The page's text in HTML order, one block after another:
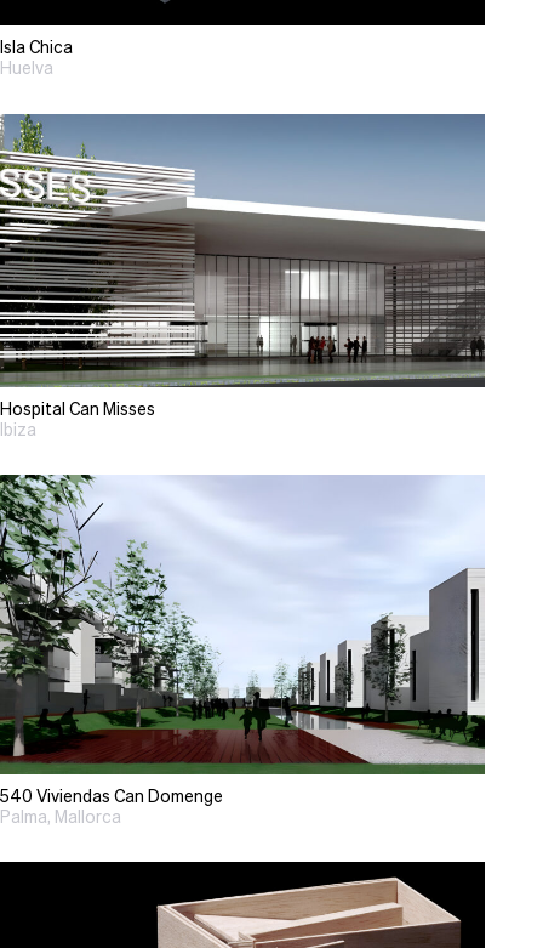
Isla Chica
Huelva
Hospital Can Misses
Ibiza
540 Viviendas Can Domenge
Palma, Mallorca